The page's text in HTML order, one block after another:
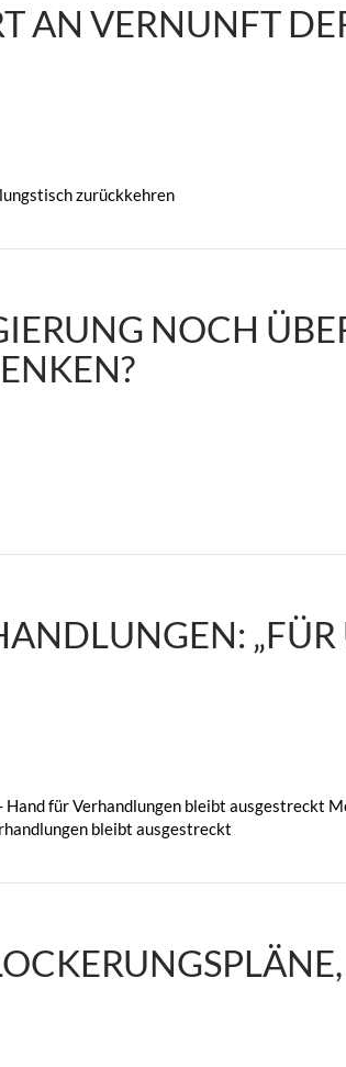
AN VERNUNFT
zurückkehren
NOCH
„FÜR
für Verhandlungen bleibt ausgestreckt
bleibt ausgestreckt